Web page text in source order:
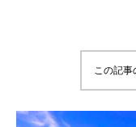
この記事